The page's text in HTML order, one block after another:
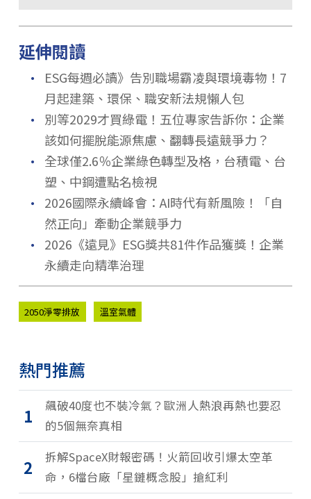
延伸閱讀
．
ESG每週必讀》告別職場霸凌與環境毒物！7
月起建築、環保、職安新法規懶人包
．
別等2029才買綠電！五位專家告訴你：企業
該如何擺脫能源焦慮、翻轉長遠競爭力？
．
全球僅2.6％企業綠色轉型及格，台積電、台
塑、中鋼遭點名檢視
．
2026國際永續峰會：AI時代有新風險！「自
然正向」牽動企業競爭力
．
2026《遠見》ESG獎共81件作品獲獎！企業
永續走向精準治理
2050淨零排放 溫室氣體
熱門推薦
1
飆破40度也不裝冷氣？歐洲人熱浪再熱也要忍
的5個無奈真相
2
拆解SpaceX財報密碼！火箭回收引爆太空革
命，6檔台廠「星鏈概念股」搶紅利